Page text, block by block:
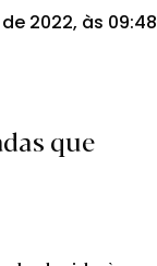
2022, às 09:48
que